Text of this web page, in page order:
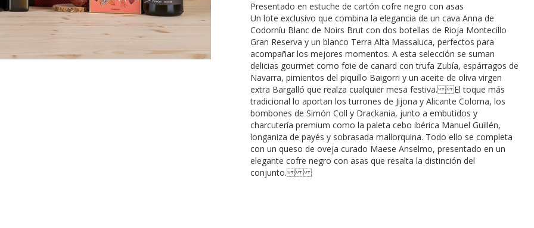
Presentado en estuche de cartón cofre negro con asas
Un lote exclusivo que combina la elegancia de un cava Anna de
Codorníu Blanc de Noirs Brut con dos botellas de Rioja Montecillo
Gran Reserva y un blanco Terra Alta Massaluca, perfectos para
acompañar los mejores momentos. A esta selección se suman
delicias gourmet como foie de canard con trufa Zubía, espárragos de
Navarra, pimientos del piquillo Baigorri y un aceite de oliva virgen
extra Bargalló que realza cualquier mesa festiva. El toque más
tradicional lo aportan los turrones de Jijona y Alicante Coloma, los
bombones de Simón Coll y Drackania, junto a embutidos y
charcutería premium como la paleta cebo ibérica Manuel Guillén,
longaniza de payés y sobrasada mallorquina. Todo ello se completa
con un queso de oveja curado Maese Anselmo, presentado en un
elegante cofre negro con asas que resalta la distinción del
conjunto.